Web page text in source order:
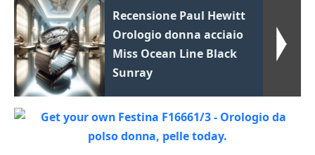
Recensione Paul Hewitt
Orologio donna acciaio
Miss Ocean Line Black
Sunray